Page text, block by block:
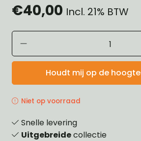
€40,00 Incl. 21% BTW
Houdt mij op de hoogte
Niet op voorraad
Snelle levering
Uitgebreidecollectie